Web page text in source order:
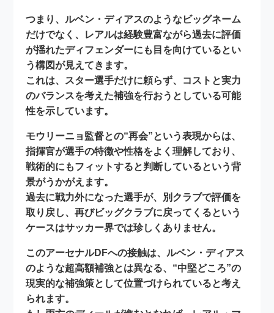
つまり、ルベン・ディアスのようなビッグネーム
だけでなく、レアルは経験豊富ながら過去に評価
が揺れたディフェンダーにも目を向けているとい
う構図が見えてきます。
これは、スター選手だけに頼らず、 コストと実力
のバランスを考えた補強を行おうとしている可能
性を示しています。
モウリーニョ監督との“再会”という表現からは、
指揮官が選手の特徴や性格をよく理解しており、
戦術的にもフィットすると判断しているという背
景がうかがえます。
過去に戦力外になった選手が、別クラブで評価を
取り戻し、再びビッグクラブに戻ってくるという
ケースはサッカー界では珍しくありません。
このアーセナルDFへの接触は、ルベン・ディアス
のような超高額補強とは異なる、 “中堅どころ”の
現実的な補強策として位置づけられていると考え
られます。